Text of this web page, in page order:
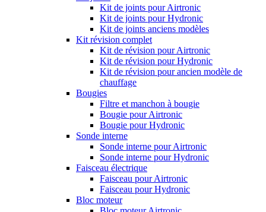
Kit de joints pour Airtronic
Kit de joints pour Hydronic
Kit de joints anciens modèles
Kit révision complet
Kit de révision pour Airtronic
Kit de révision pour Hydronic
Kit de révision pour ancien modèle de
chauffage
Bougies
Filtre et manchon à bougie
Bougie pour Airtronic
Bougie pour Hydronic
Sonde interne
Sonde interne pour Airtronic
Sonde interne pour Hydronic
Faisceau électrique
Faisceau pour Airtronic
Faisceau pour Hydronic
Bloc moteur